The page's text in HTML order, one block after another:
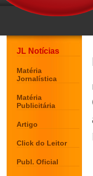
JL Notícias
Matéria
Jornalística
Matéria
Publicitária
Artigo
Click do Leitor
Publ. Oficial